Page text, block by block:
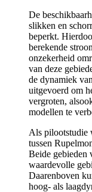
De
slikken en
beperkt.
berekende
onzekerheid
van deze
de dynamiek
uitgevoerd om
vergroten,
modellen te
Als pilootstudie
tussen
Beide gebieden
waardevolle
Daarenboven
hoog- als